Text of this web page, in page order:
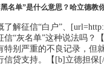
名单”是什么意思？哈立德教
了解征信“白户”、
信“灰名单”这种说法吗？
特别严重的不良记录，但
信贷支持。【[b]立德担保